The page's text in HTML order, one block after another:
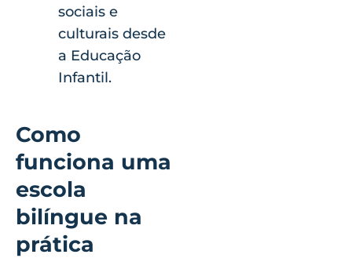
sociais e
culturais desde
a Educação
Infantil.
Como
funciona uma
escola
bilíngue na
prática